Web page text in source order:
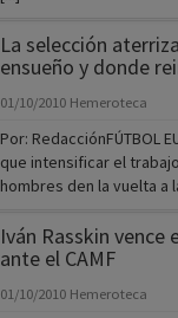
La selección
ensueño y donde
01/10/2010 Hemeroteca
Por: RedacciónFÚTBOL
que intensificar el
hombres den la vuelta a
Iván Rasskin
ante el CAMF
01/10/2010 Hemeroteca